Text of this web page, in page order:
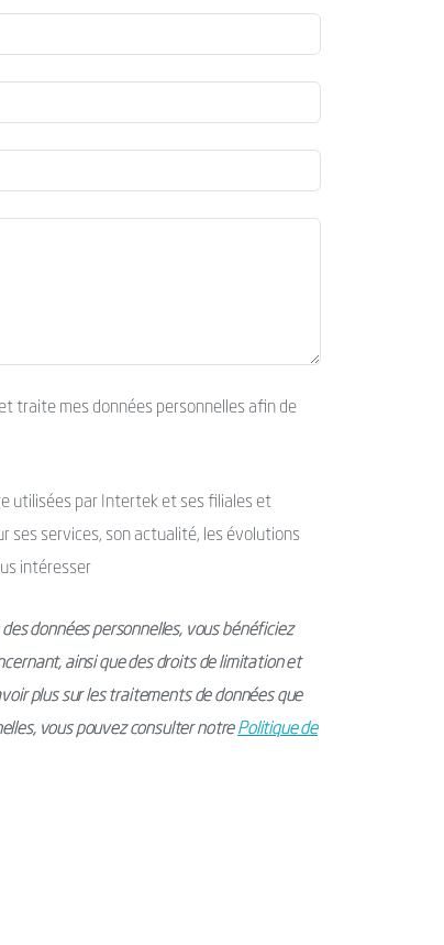
traite mes données personnelles afin de
utilisées par Intertek et ses filiales et
ses services, son actualité, les évolutions
intéresser
données personnelles, vous bénéficiez
ainsi que des droits de limitation et
plus sur les traitements de données que
vous pouvez consulter notrePolitique de